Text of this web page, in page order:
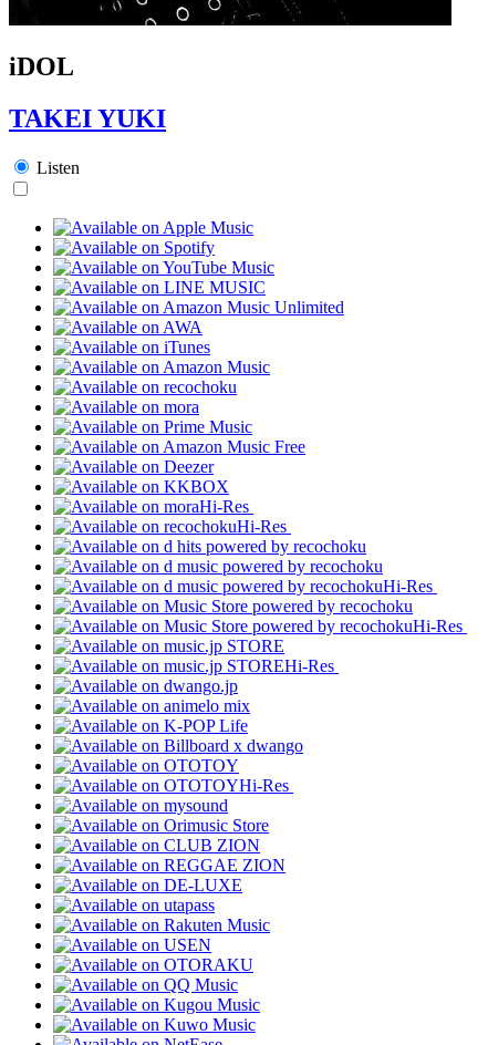
iDOL
TAKEI YUKI
Listen
Hi-Res
Hi-Res
Hi-Res
Hi-Res
Hi-Res
Hi-Res